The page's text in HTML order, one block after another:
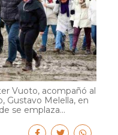
Vuoto, acompañó al
Gustavo Melella, en
se emplaza...